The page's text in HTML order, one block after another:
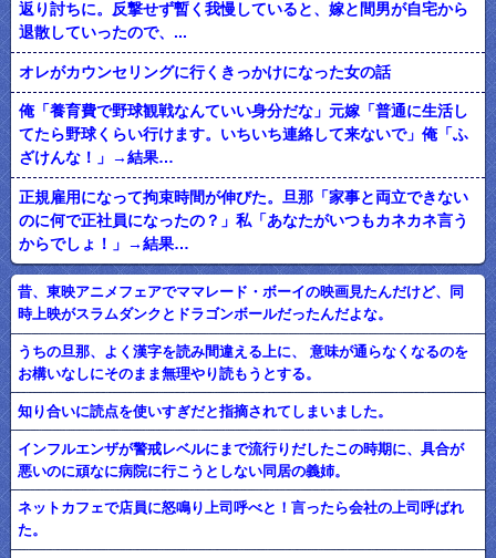
返り討ちに。反撃せず暫く我慢していると、嫁と間男が自宅から
退散していったので、...
オレがカウンセリングに行くきっかけになった女の話
俺「養育費で野球観戦なんていい身分だな」元嫁「普通に生活し
てたら野球くらい行けます。いちいち連絡して来ないで」俺「ふ
ざけんな！」→結果…
正規雇用になって拘束時間が伸びた。旦那「家事と両立できない
のに何で正社員になったの？」私「あなたがいつもカネカネ言う
からでしょ！」→結果…
昔、東映アニメフェアでママレード・ボーイの映画見たんだけど、同
時上映がスラムダンクとドラゴンボールだったんだよな。
うちの旦那、よく漢字を読み間違える上に、 意味が通らなくなるのを
お構いなしにそのまま無理やり読もうとする。
知り合いに読点を使いすぎだと指摘されてしまいました。
インフルエンザが警戒レベルにまで流行りだしたこの時期に、具合が
悪いのに頑なに病院に行こうとしない同居の義姉。
ネットカフェで店員に怒鳴り上司呼べと！言ったら会社の上司呼ばれ
た。